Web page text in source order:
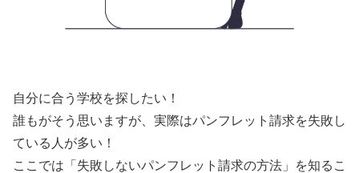
自分に合う学校を探したい！
誰もがそう思いますが、実際はパンフレット請求を失敗し
ている人が多い！
ここでは「失敗しないパンフレット請求の方法」を知るこ